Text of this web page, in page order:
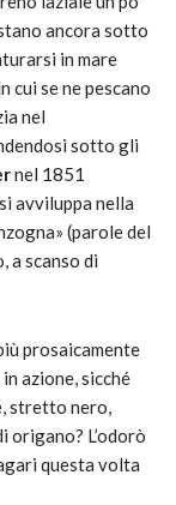
ancora sotto
in mare
cui se ne pescano
nel
sotto gli
nel 1851
avviluppa nella
(parole del
a scanso di
prosaicamente
azione, sicché
stretto nero,
origano? L’odorò
questa volta